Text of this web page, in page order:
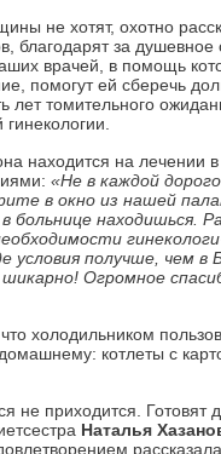
не хотят, охотно
благодарят за
врачей, в помощь
помогут ей сберечь
лет томительного
находится на лечении
«Не в каждой
в окно из нашей
находишься.
получше, чем в
Огромное
холодильником
котлеты с
не приходится. Готовят
Наталья